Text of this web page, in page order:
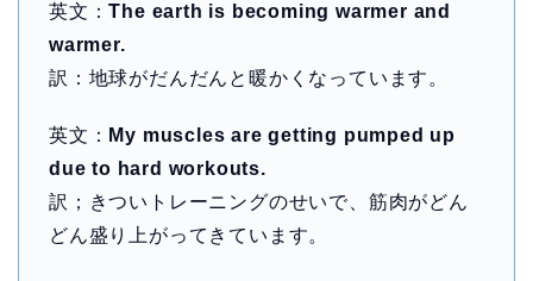
英文：The earth is becoming warmer and
warmer.
訳：地球がだんだんと暖かくなっています。
英文： My muscles are getting pumped up
due to hard workouts.
訳；きついトレーニングのせいで、筋肉がどん
どん盛り上がってきています。